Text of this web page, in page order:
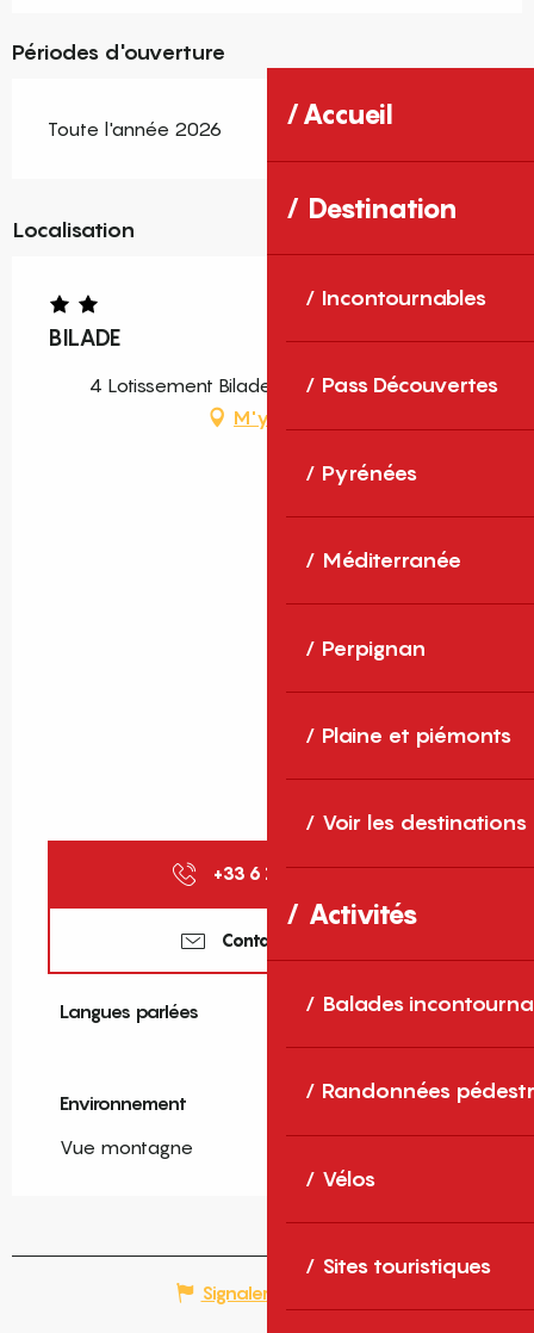
Accueil
Destination
Incontournables
Pass Découvertes
Pyrénées
Méditerranée
Perpignan
Plaine et piémonts
Voir les destinations
Activités
Balades
Randonnées
Vélos
Sites touristiques
Périodes d'ouverture
Toute l'année 2026
Localisation
BILADE
4 Lotissement Bilade, 66500 Campôme
M'y rendre
+33 6 16 28 29▒▒
Contactez-nous
Langues parlées
Langues parlées
Environnement
Environnement
Vue montagne
Signaler une erreur